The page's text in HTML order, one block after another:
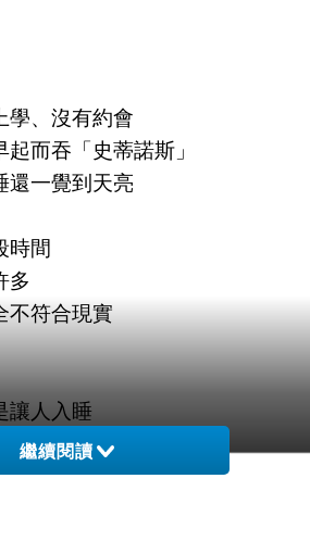
學、沒有約會
而吞「史蒂諾斯」
還一覺到天亮
時間
多
不符合現實
讓人入睡
腦強制關機
繼續閱讀